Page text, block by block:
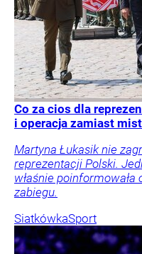
Co za cios dla
i operacja zamiast
Martyna Łukasik nie
reprezentacji Polski.
właśnie
zabiegu.
SiatkówkaSport